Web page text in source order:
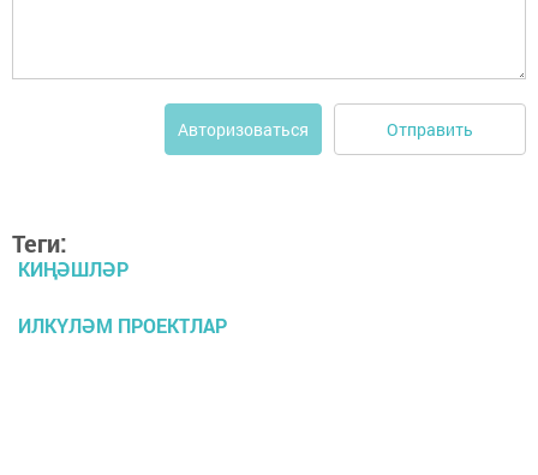
Авторизоваться Отправить
Теги:
КИҢӘШЛӘР
ИЛКҮЛӘМ ПРОЕКТЛАР